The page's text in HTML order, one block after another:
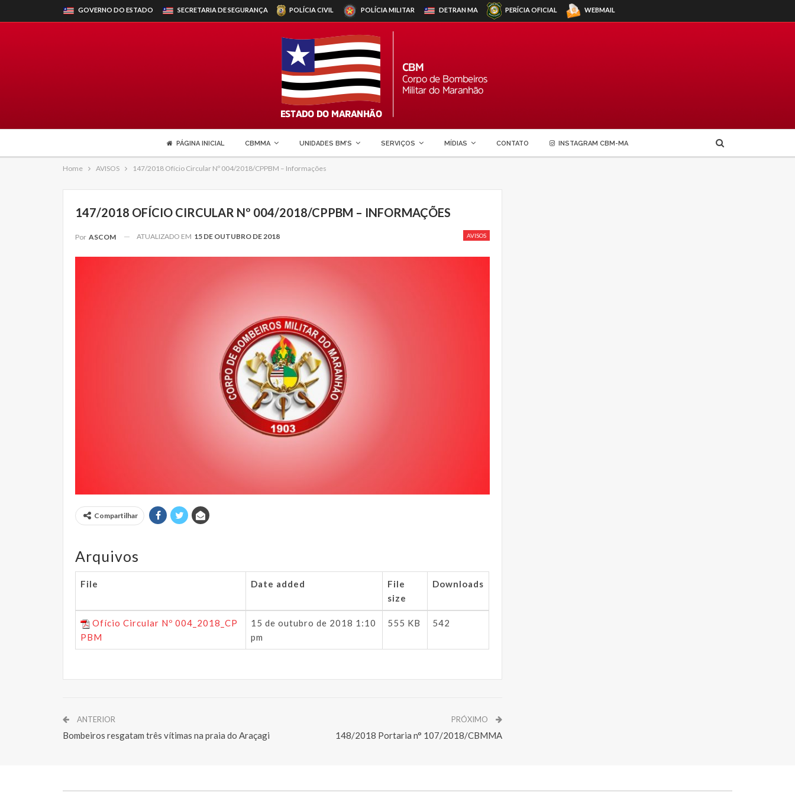
GOVERNO DO ESTADO SECRETARIA DE SEGURANÇA POLÍCIA CIVIL POLÍCIA MILITAR DETRANMA PERÍCIA OFICIAL WEBMAIL
PÁGINA INICIAL CBMMA UNIDADES BM’S SERVIÇOS MÍDIAS CONTATO INSTAGRAM CBM-MA
Home AVISOS 147/2018 Ofício Circular Nº 004/2018/CPPBM – Informações
147/2018 OFÍCIO CIRCULAR Nº 004/2018/CPPBM – INFORMAÇÕES
AVISOS
Por ASCOM ATUALIZADO EM 15 DE OUTUBRO DE 2018
Compartilhar
Arquivos
File Date added
File
size
Downloads
Ofício Circular Nº 004_2018_CP
PBM
15 de outubro de 2018 1:10
pm
555 KB 542
ANTERIOR
Bombeiros resgatam três vítimas na praia do Araçagi
PRÓXIMO
148/2018 Portaria n° 107/2018/CBMMA